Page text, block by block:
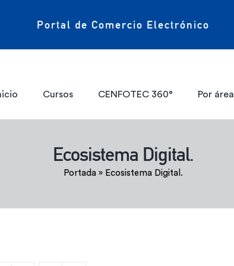
Portal de Comercio Electrónico
Cursos CENFOTEC 360° Por área
Ecosistema Digital.
Portada» Ecosistema Digital.